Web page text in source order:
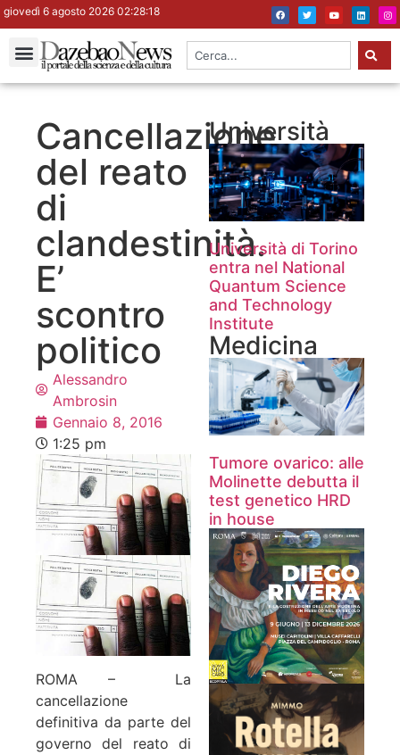
giovedì 6 agosto 2026 02:28:18
Cancellazione
del reato
di
clandestinità.
E’
scontro
politico
Alessandro
Ambrosin
Gennaio 8, 2016
1:25 pm
ROMA –
La
cancellazione
definitiva da parte del
governo del reato di
Università
Università di Torino
entra nel National
Quantum Science
and Technology
Institute
Medicina
Tumore ovarico: alle
Molinette debutta il
test genetico HRD
in house